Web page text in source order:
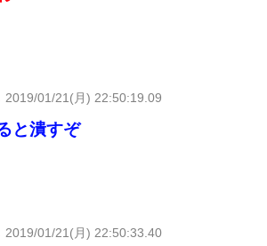
2019/01/21(月) 22:50:19.09
と潰すぞ
2019/01/21(月) 22:50:33.40